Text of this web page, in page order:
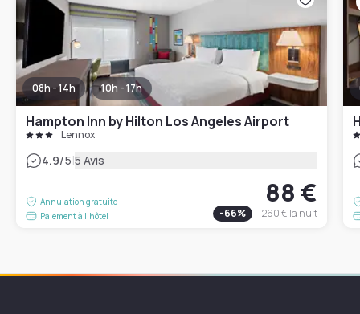
08h - 14h 10h - 17h
Hampton Inn by Hilton Los Angeles Airport
Lennox
4.9/5|5 Avis
Annulation gratuite
Paiement à l'hôtel
88 €
-66% 260 €la nuit